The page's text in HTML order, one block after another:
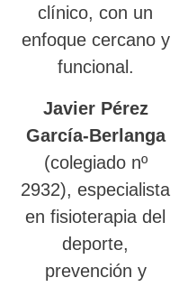
clínico, con un
enfoque cercano y
funcional.
Javier Pérez
García-Berlanga
(colegiado nº
2932), especialista
en fisioterapia del
deporte,
prevención y